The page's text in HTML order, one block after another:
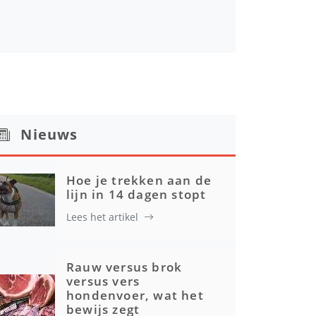
Nieuws
Hoe je trekken aan de
lijn in 14 dagen stopt
Lees het artikel
Rauw versus brok
versus vers
hondenvoer, wat het
bewijs zegt